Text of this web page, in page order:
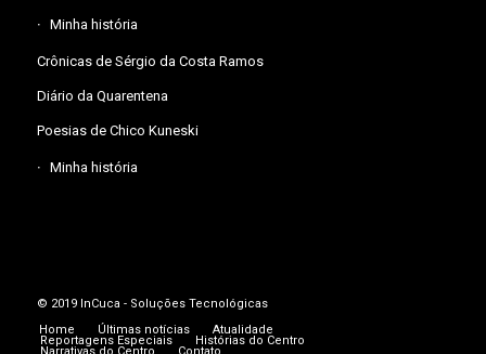
Minha história
Crônicas de Sérgio da Costa Ramos
Diário da Quarentena
Poesias de Chico Kuneski
Minha história
© 2019 InCuca - Soluções Tecnológicas
Home
Últimas notícias Atualidade
Reportagens Especiais Histórias do Centro